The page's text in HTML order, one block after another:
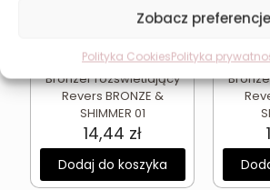
Zobacz preferencje
Polityka CookiesPolityka
Bronzer rozświetlający
Revers BRONZE &
SHIMMER 01
14,44 zł
Dodaj do koszyka